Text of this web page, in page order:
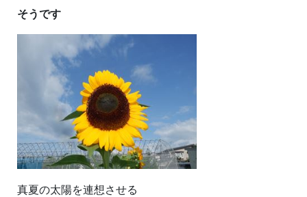
そうです
真夏の太陽を連想させる